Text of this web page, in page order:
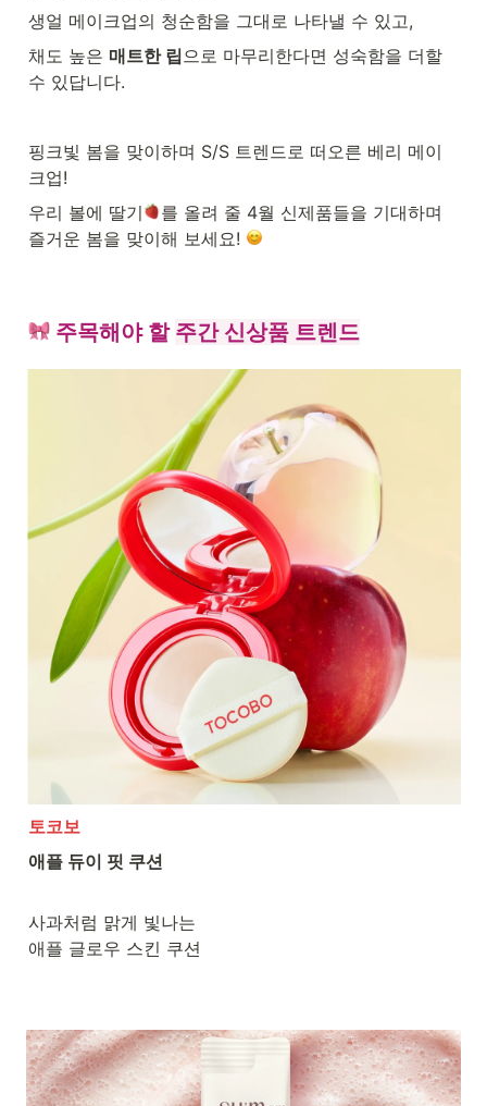
생얼 메이크업의 청순함을 그대로 나타낼 수 있고,
채도 높은 매트한 립으로 마무리한다면 성숙함을 더할
수 있답니다.
핑크빛 봄을 맞이하며 S/S 트렌드로 떠오른 베리 메이
크업!
우리 볼에 딸기
를 올려 줄 4월 신제품들을 기대하며
즐거운 봄을 맞이해 보세요!
주목해야 할 주간 신상품 트렌드
토코보
애플 듀이 핏 쿠션
사과처럼 맑게 빛나는
애플 글로우 스킨 쿠션